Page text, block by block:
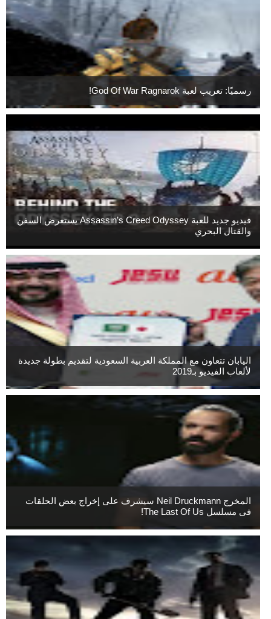
رسميًا: تعريب لعبة God Of War Ragnarok!
فيديو جديد للعبة Assassin’s Creed Odyssey يستعرض السفن
والقتال البحري
اليابان تتعاون مع المملكة العربية السعودية لتقديم بطولة جديدة
لألعاب الفيديو بـ2019
المخرج Neil Druckmann سيشرف على إخراج بعض الحلقات
فى مسلسل The Last Of Us!